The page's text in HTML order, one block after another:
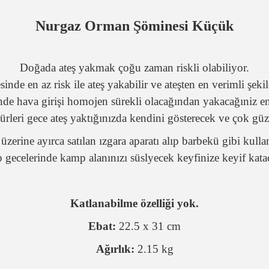
Nurgaz Orman Şöminesi Küçük
Doğada ateş yakmak çoğu zaman riskli olabiliyor.
en az risk ile ateş yakabilir ve ateşten en verimli
hava girişi homojen sürekli olacağından yakacağıniz
gece ateş yaktığınızda kendini gösterecek ve çok
ayırca satılan ızgara aparatı alıp barbekü gibi
gecelerinde kamp alanınızı süslyecek keyfinize keyif
Katlanabilme özelliği yok.
Ebat: 22.5 x 31 cm
Ağırlık: 2.15 kg